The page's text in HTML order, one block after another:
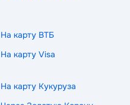
На карту ВТБ
На карту Visa
На карту Кукуруза